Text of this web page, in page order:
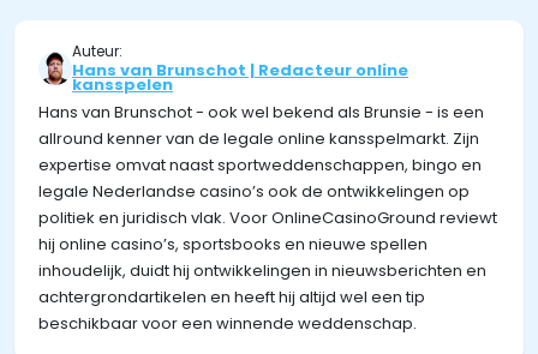
Auteur:
Hans van Brunschot | Redacteur online
kansspelen
Hans van Brunschot - ook wel bekend als Brunsie - is een
allround kenner van de legale online kansspelmarkt. Zijn
expertise omvat naast sportweddenschappen, bingo en
legale Nederlandse casino’s ook de ontwikkelingen op
politiek en juridisch vlak. Voor OnlineCasinoGround reviewt
hij online casino’s, sportsbooks en nieuwe spellen
inhoudelijk, duidt hij ontwikkelingen in nieuwsberichten en
achtergrondartikelen en heeft hij altijd wel een tip
beschikbaar voor een winnende weddenschap.